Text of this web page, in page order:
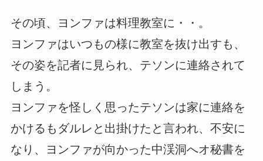
その頃、ヨンファは料理教室に・・。
ヨンファはいつもの様に教室を抜け出すも、
その姿を記者に見られ、テソンに連絡されて
しまう。
ヨンファを怪しく思ったテソンは家に連絡を
かけるもダルレと出掛けたと言われ、不安に
なり、ヨンファが向かった中渓洞へオ秘書を